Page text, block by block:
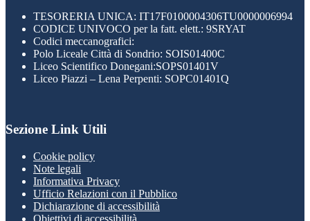
TESORERIA UNICA: IT17F0100004306TU0000006994
CODICE UNIVOCO per la fatt. elett.: 9SRYAT
Codici meccanografici:
Polo Liceale Città di Sondrio: SOIS01400C
Liceo Scientifico Donegani:SOPS01401V
Liceo Piazzi – Lena Perpenti: SOPC01401Q
Sezione Link Utili
Cookie policy
Note legali
Informativa Privacy
Ufficio Relazioni con il Pubblico
Dichiarazione di accessibilità
Obiettivi di accessibilità